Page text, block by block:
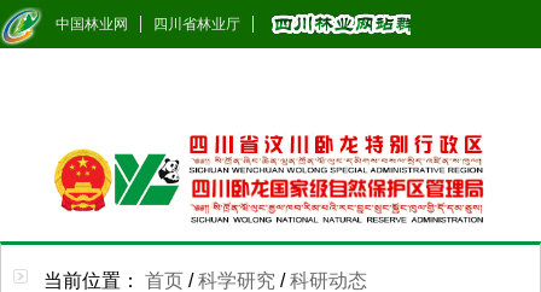
中国林业网 四川省林业厅
当前位置： 首页 /科学研究 /科研动态